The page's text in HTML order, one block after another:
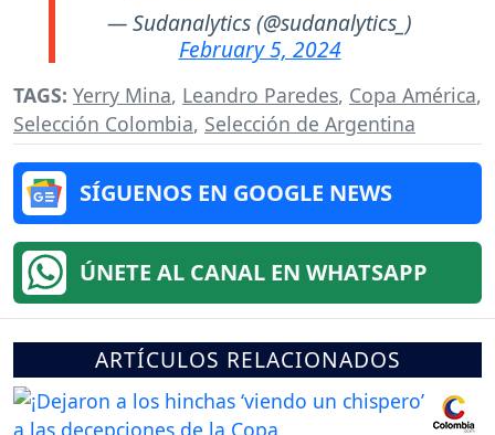
— Sudanalytics (@sudanalytics_)
February 5, 2024
TAGS: Yerry Mina, Leandro Paredes, Copa América,
Selección Colombia, Selección de Argentina
SÍGUENOS EN GOOGLE NEWS
ÚNETE AL CANAL EN WHATSAPP
ARTÍCULOS RELACIONADOS